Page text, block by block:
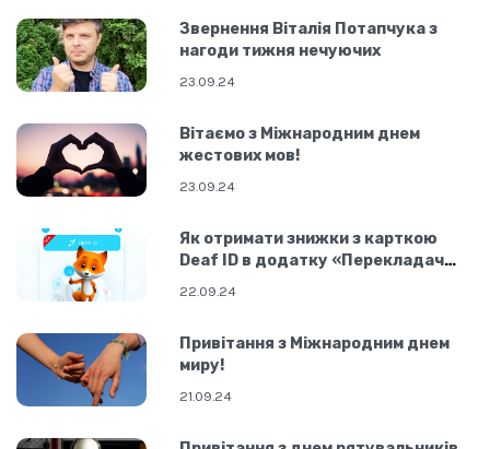
Звернення Віталія Потапчука з
нагоди тижня нечуючих
23.09.24
Вітаємо з Міжнародним днем
жестових мов!
23.09.24
Як отримати знижки з карткою
Deaf ID в додатку «Перекладач
22.09.24
Привітання з Міжнародним днем
миру!
21.09.24